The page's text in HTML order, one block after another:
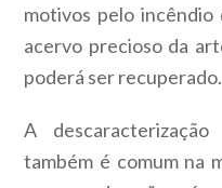
motivos pelo
acervo precioso da
poderá ser recuperado.
A
também é comum na